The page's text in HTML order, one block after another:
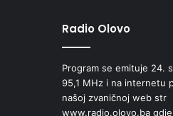
Radio Olovo
Program se emituje 24.
95,1 MHz i na internetu
našoj zvaničnoj web str
www.radio.olovo.ba